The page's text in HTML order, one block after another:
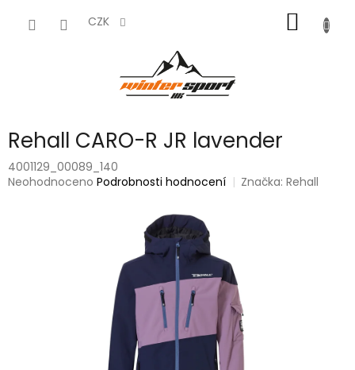
CZK
KOŠÍK
Rehall CARO-R JR lavender
4001129_00089_140
Průměrné
Neohodnoceno Podrobnosti hodnocení Značka:Rehall